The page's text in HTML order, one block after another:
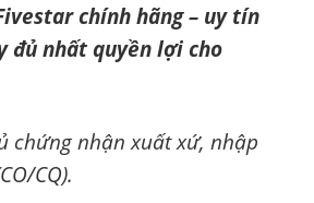
chính hãng – uy tín
đủ nhất quyền lợi cho
chứng nhận xuất xứ, nhập
CQ).